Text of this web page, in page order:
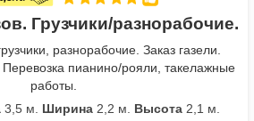
Грузчики/разнорабочие.
разнорабочие. Заказ газели.
пианино/рояли, такелажные
работы.
3,5 м. Ширина 2,2 м. Высота 2,1 м.